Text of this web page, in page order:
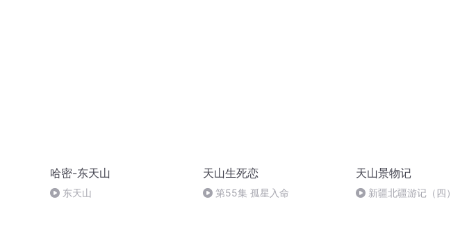
哈密-东天山
东天山
天山生死恋
第55集 孤星入命
天山景物记
新疆北疆游记（四）